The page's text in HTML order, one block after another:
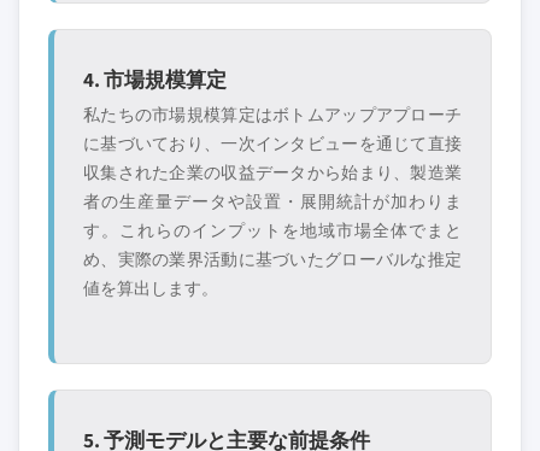
4. 市場規模算定
私たちの市場規模算定はボトムアップアプローチ
に基づいており、一次インタビューを通じて直接
収集された企業の収益データから始まり、製造業
者の生産量データや設置・展開統計が加わりま
す。これらのインプットを地域市場全体でまと
め、実際の業界活動に基づいたグローバルな推定
値を算出します。
5. 予測モデルと主要な前提条件